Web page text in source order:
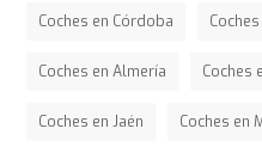
Coches en Córdoba
Coches en Almería Coches
Coches en Jaén Coches en